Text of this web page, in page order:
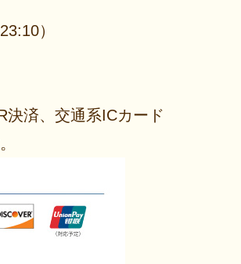
）
決済、交通系ICカード